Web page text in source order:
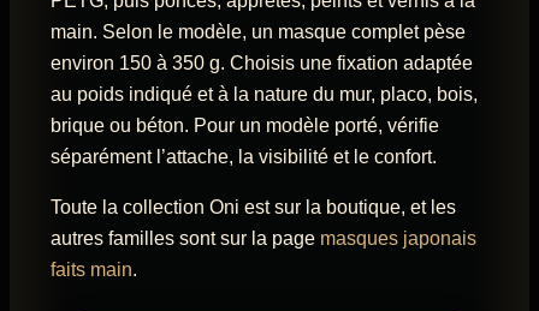
main. Selon le modèle, un masque complet pèse
environ 150 à 350 g. Choisis une fixation adaptée
au poids indiqué et à la nature du mur, placo, bois,
brique ou béton. Pour un modèle porté, vérifie
séparément l’attache, la visibilité et le confort.
Toute la collection Oni est sur la boutique, et les
autres familles sont sur la page masques japonais
faits main.